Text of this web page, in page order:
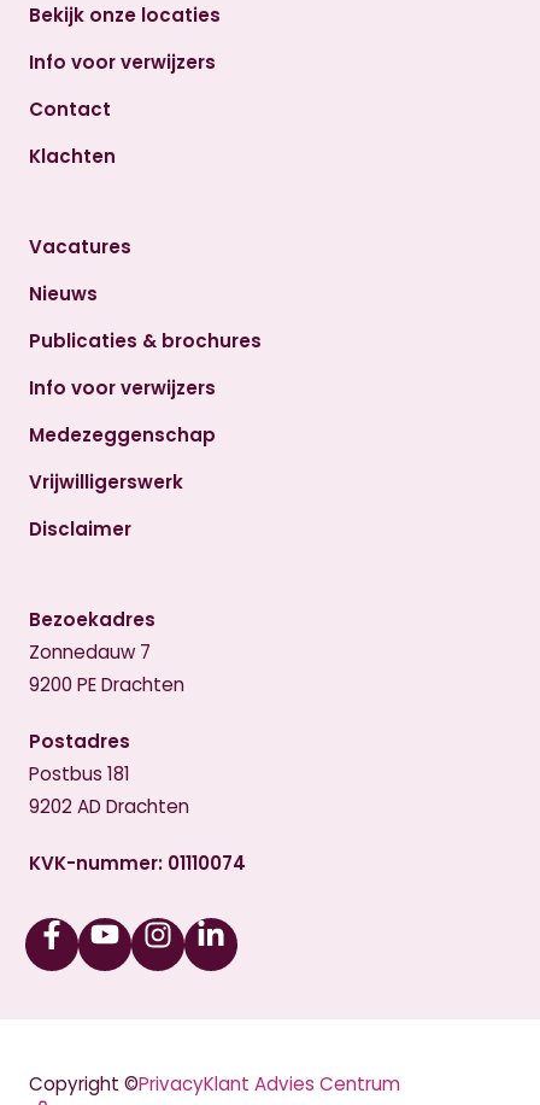
Bekijk onze locaties
Info voor verwijzers
Contact
Klachten
Vacatures
Nieuws
Publicaties & brochures
Info voor verwijzers
Medezeggenschap
Vrijwilligerswerk
Disclaimer
Bezoekadres
Zonnedauw 7
9200 PE Drachten
Postadres
Postbus 181
9202 AD Drachten
KVK-nummer: 01110074
FacebookYoutubeInstagramLinkedin
Copyright ©PrivacyKlant Advies Centrum